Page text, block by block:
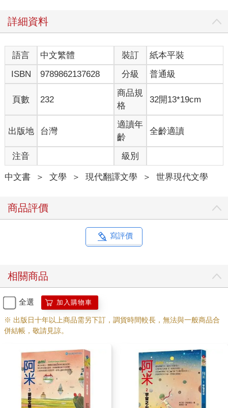
旁，友善地看著我，臉上帶著微笑。
我想，他一定是因為得救了而感到高興。他的情況看起來似乎不
算太慘，讓我稍稍放心了些。
他爬到岩石上，甩甩頭髮上的海水，調皮地擠擠眼睛，我才鬆了
他在我身旁的石頭上坐下，深深地歎了一口氣，然後抬頭望著天
他看起來年齡跟我差不多大，也許小一點。他的個子比我小，身
上穿著一件白色的防水緊身衣－－所以沒有被海水沾濕；腳下套
著一雙厚底白皮靴，胸前佩戴著一枚金色徽章，上面鏤刻著一顆
長了翅膀的心。金色的腰帶上繫著一些像是隨身聽的儀器。腰帶
我問他到底發生了什麼事情。
「是被迫著陸。」他笑著回答。
我猜他是坐飛機從別的國家飛來的。他是個小孩子，我想飛行員
一定是個大人。我問他：「飛行員的情怳怎麼樣？」
「沒事，就坐在你身邊啊。」
「什麼？！」
真是太神奇了！這個小孩好厲害，他年紀應該跟我差不多，可是
已經會開飛機了！我猜他爸爸媽媽一定很有錢。夜晚逐漸降臨，
我覺得有些冷。他發現了，因為他問我：「你冷嗎？」
「有一點。」
詳細資料
語言 中文繁體 裝訂
紙本平裝
ISBN
9789862137628 分級 普通級
頁數 232
商品規
格
32開13*19cm
出版地 台灣
適讀年
齡
全齡適讀
注音 級別
中文書 ＞ 文學 ＞ 現代翻譯文學 ＞ 世界現代文學
商品評價
寫評價
相關商品
全選 加入購物車
※ 出版日十年以上商品需另下訂，調貨時間較長，無法與一般商品合
併結帳，敬請見諒。